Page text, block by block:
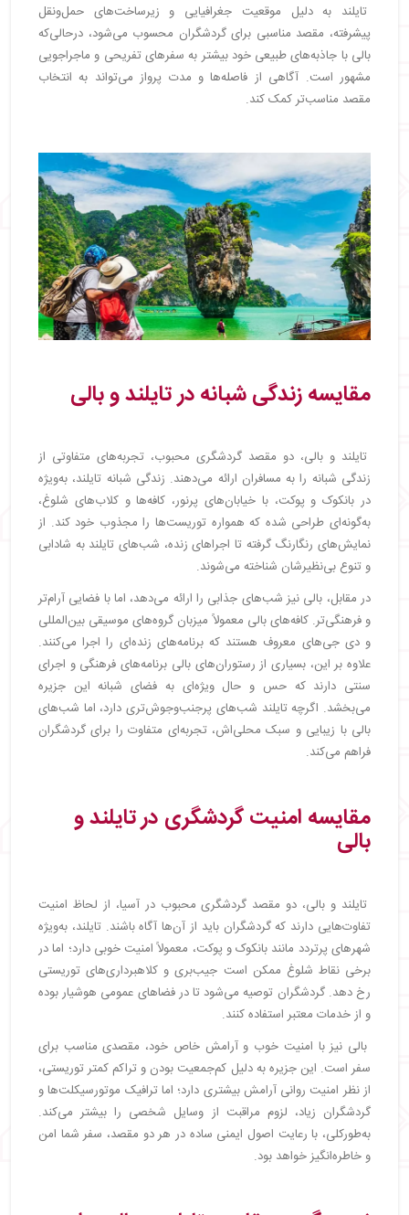
تایلند به دلیل موقعیت جغرافیایی و زیرساخت‌های حمل‌ونقل
پیشرفته، مقصد مناسبی برای گردشگران محسوب می‌شود، درحالی‌که
بالی با جاذبه‌های طبیعی خود بیشتر به سفرهای تفریحی و ماجراجویی
مشهور است. آگاهی از فاصله‌ها و مدت پرواز می‌تواند به انتخاب
مقصد مناسب‌تر کمک کند.
مقایسه زندگی شبانه در تایلند و بالی
تایلند و بالی، دو مقصد گردشگری محبوب، تجربه‌های متفاوتی از
زندگی شبانه را به مسافران ارائه می‌دهند. زندگی شبانه تایلند، به‌ویژه
در بانکوک و پوکت، با خیابان‌های پرنور، کافه‌ها و کلاب‌های شلوغ،
به‌گونه‌ای طراحی شده که همواره توریست‌ها را مجذوب خود کند. از
نمایش‌های رنگارنگ گرفته تا اجراهای زنده، شب‌های تایلند به شادابی
و تنوع بی‌نظیرشان شناخته می‌شوند.
در مقابل، بالی نیز شب‌های جذابی را ارائه می‌دهد، اما با فضایی آرام‌تر
و فرهنگی‌تر. کافه‌های بالی معمولاً میزبان گروه‌های موسیقی بین‌المللی
و دی جی‌های معروف هستند که برنامه‌های زنده‌ای را اجرا می‌کنند.
علاوه بر این، بسیاری از رستوران‌های بالی برنامه‌های فرهنگی و اجرای
سنتی دارند که حس و حال ویژه‌ای به فضای شبانه این جزیره
می‌بخشد. اگرچه تایلند شب‌های پرجنب‌وجوش‌تری دارد، اما شب‌های
بالی با زیبایی و سبک محلی‌اش، تجربه‌ای متفاوت را برای گردشگران
فراهم می‌کند.
مقایسه امنیت گردشگری در تایلند و
بالی
تایلند و بالی، دو مقصد گردشگری محبوب در آسیا، از لحاظ امنیت
تفاوت‌هایی دارند که گردشگران باید از آن‌ها آگاه باشند. تایلند، به‌ویژه
شهرهای پرتردد مانند بانکوک و پوکت، معمولاً امنیت خوبی دارد؛ اما در
برخی نقاط شلوغ ممکن است جیب‌بری و کلاهبرداری‌های توریستی
رخ دهد. گردشگران توصیه می‌شود تا در فضاهای عمومی هوشیار بوده
و از خدمات معتبر استفاده کنند.
بالی نیز با امنیت خوب و آرامش خاص خود، مقصدی مناسب برای
سفر است. این جزیره به دلیل کم‌جمعیت بودن و تراکم کمتر توریستی،
از نظر امنیت روانی آرامش بیشتری دارد؛ اما ترافیک موتورسیکلت‌ها و
گردشگران زیاد، لزوم مراقبت از وسایل شخصی را بیشتر می‌کند.
به‌طورکلی، با رعایت اصول ایمنی ساده در هر دو مقصد، سفر شما امن
و خاطره‌انگیز خواهد بود.